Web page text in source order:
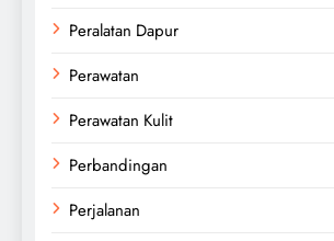
Peralatan Dapur
Perawatan
Perawatan Kulit
Perbandingan
Perjalanan